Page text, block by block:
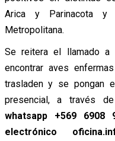
Arica y Parinacota y
Metropolitana.
Se reitera el llamado
encontrar aves
trasladen y se pongan
presencial, a través
whatsapp +569
electrónico